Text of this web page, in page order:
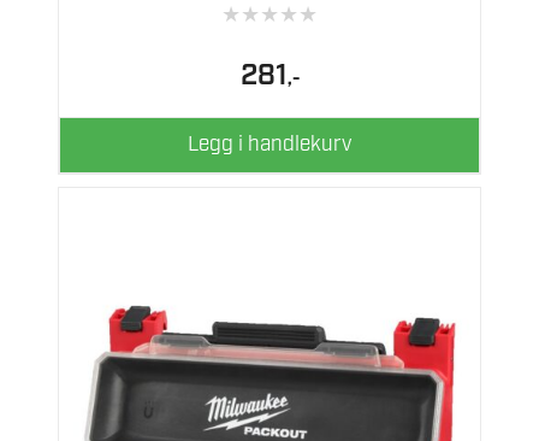
★★★★★
281,-
Legg i handlekurv